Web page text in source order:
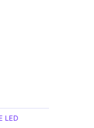
LED